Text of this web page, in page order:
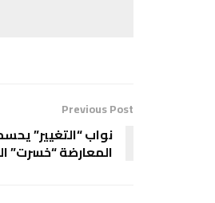
Previous Post
نواب “التغيير”
المعارضة “خسرت”